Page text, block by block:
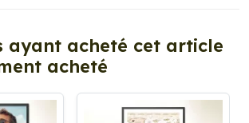
ayant acheté cet article
acheté